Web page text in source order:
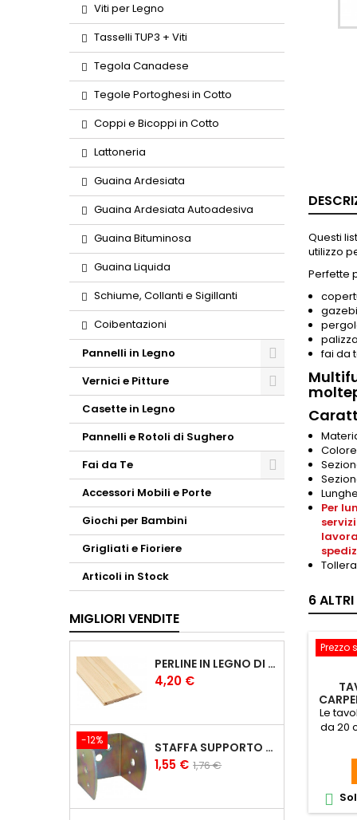
Viti per Legno
Tasselli TUP3 + Viti
Tegola Canadese
Tegole Portoghesi in Cotto
Coppi e Bicoppi in Cotto
Lattoneria
Guaina Ardesiata
Guaina Ardesiata Autoadesiva
Guaina Bituminosa
Guaina Liquida
Schiume, Collanti e Sigillanti
Coibentazioni
Pannelli in Legno
Vernici e Pitture
Casette in Legno
Pannelli e Rotoli di Sughero
Fai da Te
Accessori Mobili e Porte
Giochi per Bambini
Grigliati e Fioriere
Articoli in Stock
MIGLIORI VENDITE
PERLINE IN LEGNO DI PINO DA RIVESTIMENTO DA 1X10 CM PERLINE 1CM
Prezzo
4,20 €
-12% STAFFA SUPPORTO A U PER TRAVI IN LEGNO LAMELLARE
Prezzo
1,55 € Prezzo
1,76 €
Questi
utilizzo
Perfette
gazebi
fai da
Per
6
Prezzo
Le
da 20
un
